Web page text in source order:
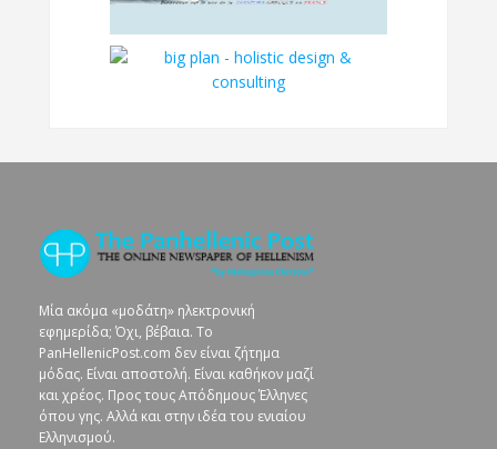
Μία ακόμα «μοδάτη» ηλεκτρονική
εφημερίδα; Όχι, βέβαια. To
PanHellenicPost.com δεν είναι ζήτημα
μόδας. Είναι αποστολή. Είναι καθήκον μαζί
και χρέος. Προς τους Απόδημους Έλληνες
όπου γης. Αλλά και στην ιδέα του ενιαίου
Ελληνισμού.